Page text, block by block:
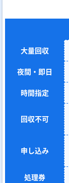
大量回収
夜間・即日
時間指定
回収不可
申し込み
処理券